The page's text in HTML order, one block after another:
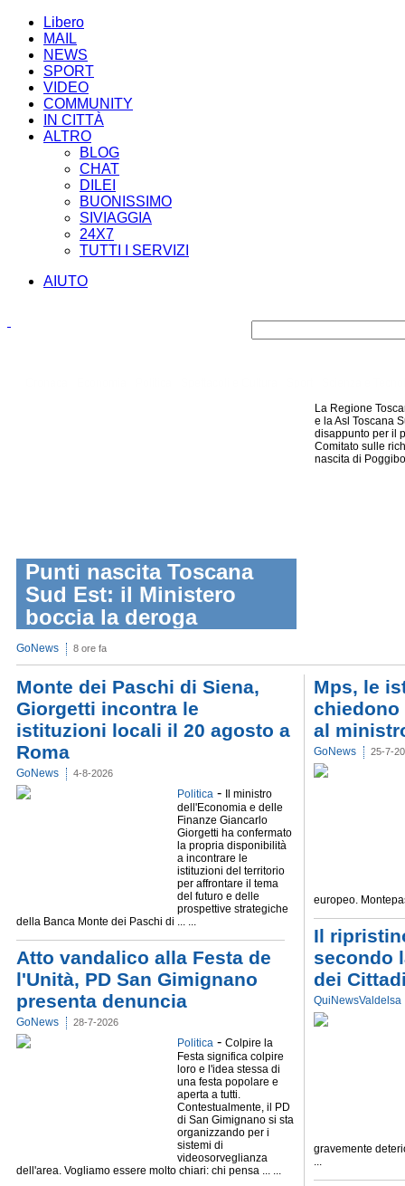
Libero
MAIL
NEWS
SPORT
VIDEO
COMMUNITY
IN CITTÀ
ALTRO
BLOG
CHAT
DILEI
BUONISSIMO
SIVIAGGIA
24X7
TUTTI I SERVIZI
AIUTO
Punti nascita Toscana
Sud Est: il Ministero
boccia la deroga
GoNews 8 ore fa
La Regione
e la Asl Toscana
disappunto per il
Comitato sulle
nascita di
Monte dei Paschi di Siena,
Giorgetti incontra le
istituzioni locali il 20 agosto a
Roma
GoNews 4-8-2026
Politica -
Il ministro
dell'Economia e delle
Finanze Giancarlo
Giorgetti ha confermato
la propria disponibilità
a incontrare le
istituzioni del territorio
per affrontare il tema
del futuro e delle
prospettive strategiche
della Banca Monte dei Paschi di ... ...
Atto vandalico alla Festa de
l'Unità, PD San Gimignano
presenta denuncia
GoNews 28-7-2026
Politica - Colpire la
Festa significa colpire
loro e l'idea stessa di
una festa popolare e
aperta a tutti.
Contestualmente, il PD
di San Gimignano si sta
organizzando per i
sistemi di
videosorveglianza
dell'area. Vogliamo essere molto chiari: chi pensa ... ...
Mps, le
chiedono
al
GoNews 25-7-
europeo.
Il
secondo
dei
QuiNewsValdelsa
gravemente
...